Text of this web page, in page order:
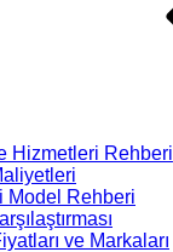
Hizmetleri Rehberi
Model Rehberi
ve Markaları